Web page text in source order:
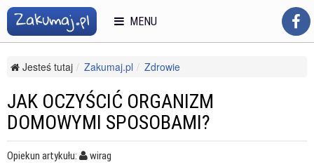
Jesteś tutaj Zakumaj.pl
Zdrowie
Jak oczyścić organizm domowymi sposobami?
JAK OCZYŚCIĆ ORGANIZM
DOMOWYMI SPOSOBAMI?
Opiekun artykułu:
wirag
MENU